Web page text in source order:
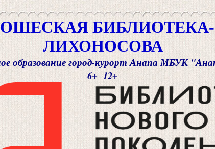
ЛИХОНОСОВА
образование город-курорт Анапа МБУК
6+ 12+